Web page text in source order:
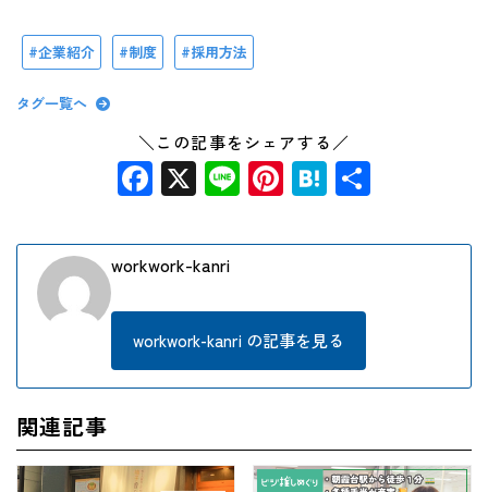
企業紹介 制度 採用方法
タグ一覧へ
＼この記事をシェアする／
Facebook
X LinePinterest
Hatena
workwork-kanri
workwork-kanri の記事を見る
関連記事